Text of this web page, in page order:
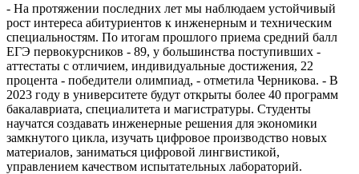
- На протяжении последних лет мы наблюдаем устойчивый
рост интереса абитуриентов к инженерным и техническим
специальностям. По итогам прошлого приема средний балл
ЕГЭ первокурсников - 89, у большинства поступивших -
аттестаты с отличием, индивидуальные достижения, 22
процента - победители олимпиад, - отметила Черникова. - В
2023 году в университете будут открыты более 40 программ
бакалавриата, специалитета и магистратуры. Студенты
научатся создавать инженерные решения для экономики
замкнутого цикла, изучать цифровое производство новых
материалов, заниматься цифровой лингвистикой,
управлением качеством испытательных лабораторий.